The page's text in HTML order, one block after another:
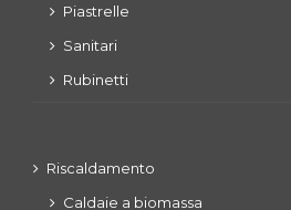
Piastrelle
Sanitari
Rubinetti
Riscaldamento
Caldaie a biomassa